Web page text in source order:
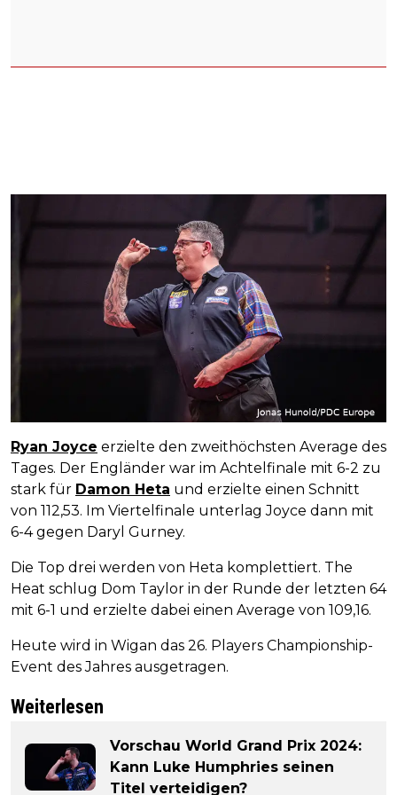
Ryan Joyce erzielte den zweithöchsten Average des
Tages. Der Engländer war im Achtelfinale mit 6-2 zu
stark für Damon Heta und erzielte einen Schnitt
von 112,53. Im Viertelfinale unterlag Joyce dann mit
6-4 gegen Daryl Gurney.
Die Top drei werden von Heta komplettiert. The
Heat schlug Dom Taylor in der Runde der letzten 64
mit 6-1 und erzielte dabei einen Average von 109,16.
Heute wird in Wigan das 26. Players Championship-
Event des Jahres ausgetragen.
Weiterlesen
Vorschau World Grand Prix 2024:
Kann Luke Humphries seinen
Titel verteidigen?